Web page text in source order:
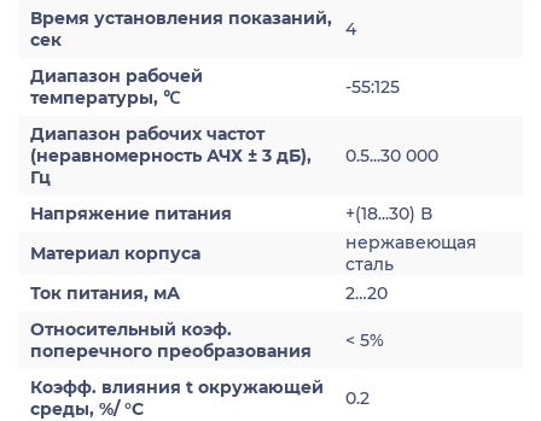
Время установления показаний,
сек
4
Диапазон рабочей
температуры, ℃
-55:125
Диапазон рабочих частот
(неравномерность АЧХ ± 3 дБ),
Гц
0.5...30 000
Напряжение питания
+(18...30) В
Материал корпуса
нержавеющая
сталь
Ток питания, мА
2…20
Относительный коэф.
поперечного преобразования
< 5%
Коэфф. влияния t окружающей
среды, %/ °С
0.2